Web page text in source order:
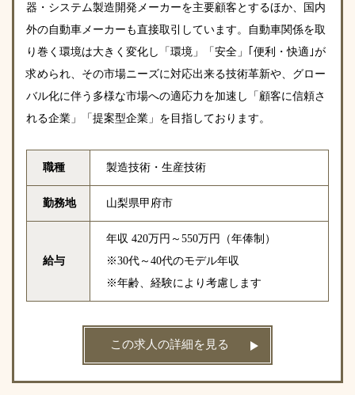
器・システム製造開発メーカーを主要顧客とするほか、国内
外の自動車メーカーも直接取引しています。自動車関係を取
り巻く環境は大きく変化し「環境」「安全」｢便利・快適｣が
求められ、その市場ニーズに対応出来る技術革新や、グロー
バル化に伴う多様な市場への適応力を加速し「顧客に信頼さ
れる企業」「提案型企業」を目指しております。
職種 製造技術・生産技術
勤務地 山梨県甲府市
給与
年収 420万円～550万円（年俸制）
※30代～40代のモデル年収
※年齢、経験により考慮します
この求人の詳細を見る